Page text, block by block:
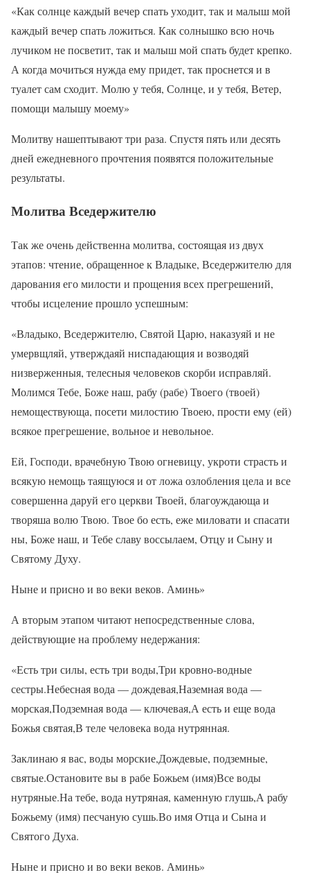
«Как солнце каждый вечер спать уходит, так и малыш мой
каждый вечер спать ложиться. Как солнышко всю ночь
лучиком не посветит, так и малыш мой спать будет крепко.
А когда мочиться нужда ему придет, так проснется и в
туалет сам сходит. Молю у тебя, Солнце, и у тебя, Ветер,
помощи малышу моему»
Молитву нашептывают три раза. Спустя пять или десять
дней ежедневного прочтения появятся положительные
результаты.
Молитва Вседержителю
Так же очень действенна молитва, состоящая из двух
этапов: чтение, обращенное к Владыке, Вседержителю для
дарования его милости и прощения всех прегрешений,
чтобы исцеление прошло успешным:
«Владыко, Вседержителю, Святой Царю, наказуяй и не
умервщляй, утверждаяй ниспадающия и возводяй
низверженныя, телесныя человеков скорби исправляй.
Молимся Тебе, Боже наш, рабу (рабе) Твоего (твоей)
немоществующа, посети милостию Твоею, прости ему (ей)
всякое прегрешение, вольное и невольное.
Ей, Господи, врачебную Твою огневицу, укроти страсть и
всякую немощь таящуюся и от ложа озлобления цела и все
совершенна даруй его церкви Твоей, благоуждающа и
творяша волю Твою. Твое бо есть, еже миловати и спасати
ны, Боже наш, и Тебе славу воссылаем, Отцу и Сыну и
Святому Духу.
Ныне и присно и во веки веков. Аминь»
А вторым этапом читают непосредственные слова,
действующие на проблему недержания:
«Есть три силы, есть три воды,Три кровно-водные
сестры.Небесная вода — дождевая,Наземная вода —
морская,Подземная вода — ключевая,А есть и еще вода
Божья святая,В теле человека вода нутрянная.
Заклинаю я вас, воды морские,Дождевые, подземные,
святые.Остановите вы в рабе Божьем (имя)Все воды
нутряные.На тебе, вода нутряная, каменную глушь,А рабу
Божьему (имя) песчаную сушь.Во имя Отца и Сына и
Святого Духа.
Ныне и присно и во веки веков. Аминь»